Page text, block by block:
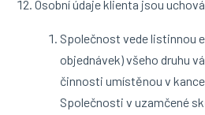
Osobní údaje klienta jsou
Společnost vede listinnou
objednávek) všeho druhu
činnosti umístěnou v
Společnosti v uzamčené